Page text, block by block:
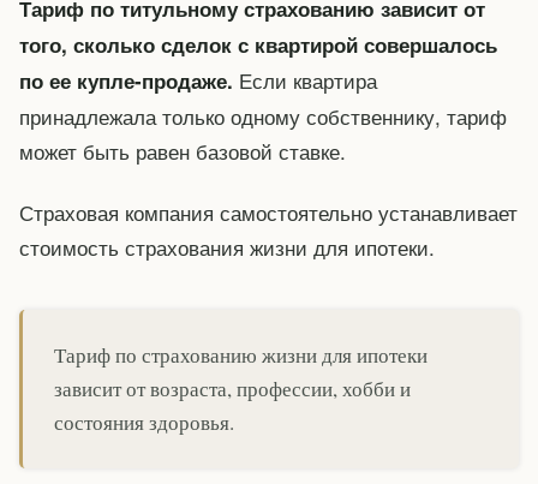
Тариф по титульному страхованию зависит от
того, сколько сделок с квартирой совершалось
по ее купле-продаже. Если квартира
принадлежала только одному собственнику, тариф
может быть равен базовой ставке.
Страховая компания самостоятельно устанавливает
стоимость страхования жизни для ипотеки.
Тариф по страхованию жизни для ипотеки
зависит от возраста, профессии, хобби и
состояния здоровья.